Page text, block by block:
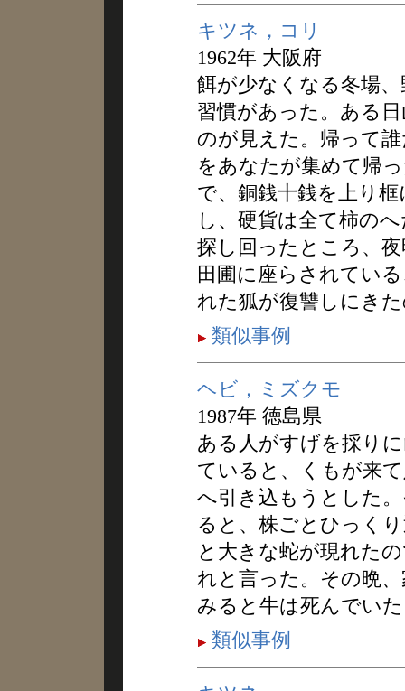
キツネ，コリ
1962年 大阪府
餌が少なくなる冬場
習慣があった。ある
のが見えた。帰って
をあなたが集めて帰
で、銅銭十銭を上り
し、硬貨は全て柿の
探し回ったところ、
田圃に座らされてい
れた狐が復讐しにき
類似事例
ヘビ，ミズクモ
1987年 徳島県
ある人がすげを採り
ていると、くもが来
へ引き込もうとした
ると、株ごとひっく
と大きな蛇が現れた
れと言った。その晩
みると牛は死んでい
類似事例